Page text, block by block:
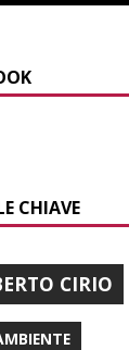
CHIAVE
CIRIO